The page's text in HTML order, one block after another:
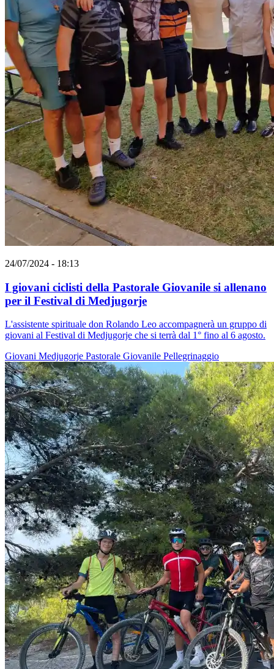
24/07/2024 - 18:13
I giovani ciclisti della Pastorale Giovanile si allenano
per il Festival di Medjugorje
L'assistente spirituale don Rolando Leo accompagnerà un gruppo di
giovani al Festival di Medjugorje che si terrà dal 1° fino al 6 agosto.
Giovani Medjugorje Pastorale Giovanile Pellegrinaggio